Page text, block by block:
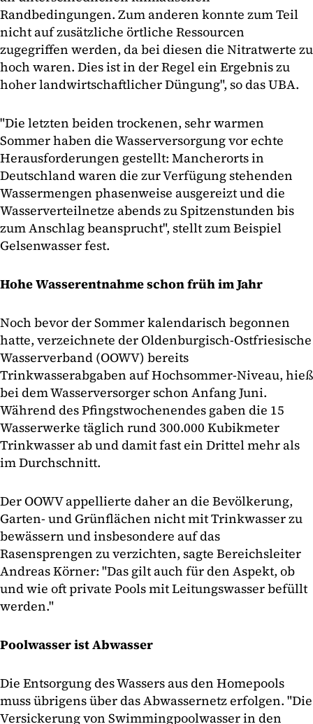
Randbedingungen. Zum anderen konnte zum Teil
nicht auf zusätzliche örtliche Ressourcen
zugegriffen werden, da bei diesen die Nitratwerte zu
hoch waren. Dies ist in der Regel ein Ergebnis zu
hoher landwirtschaftlicher Düngung", so das UBA.
"Die letzten beiden trockenen, sehr warmen
Sommer haben die Wasserversorgung vor echte
Herausforderungen gestellt: Mancherorts in
Deutschland waren die zur Verfügung stehenden
Wassermengen phasenweise ausgereizt und die
Wasserverteilnetze abends zu Spitzenstunden bis
zum Anschlag beansprucht", stellt zum Beispiel
Gelsenwasser fest.
Hohe Wasserentnahme schon früh im Jahr
Noch bevor der Sommer kalendarisch begonnen
hatte, verzeichnete der Oldenburgisch-Ostfriesische
Wasserverband (OOWV) bereits
Trinkwasserabgaben auf Hochsommer-Niveau, hieß
bei dem Wasserversorger schon Anfang Juni.
Während des Pfingstwochenendes gaben die 15
Wasserwerke täglich rund 300.000 Kubikmeter
Trinkwasser ab und damit fast ein Drittel mehr als
im Durchschnitt.
Der OOWV appellierte daher an die Bevölkerung,
Garten- und Grünflächen nicht mit Trinkwasser zu
bewässern und insbesondere auf das
Rasensprengen zu verzichten, sagte Bereichsleiter
Andreas Körner: "Das gilt auch für den Aspekt, ob
und wie oft private Pools mit Leitungswasser befüllt
werden."
Poolwasser ist Abwasser
Die Entsorgung des Wassers aus den Homepools
muss übrigens über das Abwassernetz erfolgen. "Die
Versickerung von Swimmingpoolwasser in den